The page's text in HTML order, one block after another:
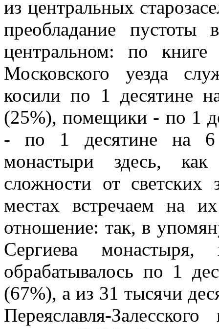
из центральных
преобладание пустоты
центральном: по
Московского уезда
косили по 1 десятине
(25%), помещики - по 1
- по 1 десятине на 6
монастыри здесь,
сложности от светских
местах встречаем на
отношение: так, в
Сергиева
обрабатывалось по 1
(67%), а из 31 тысячи
Переяславля-